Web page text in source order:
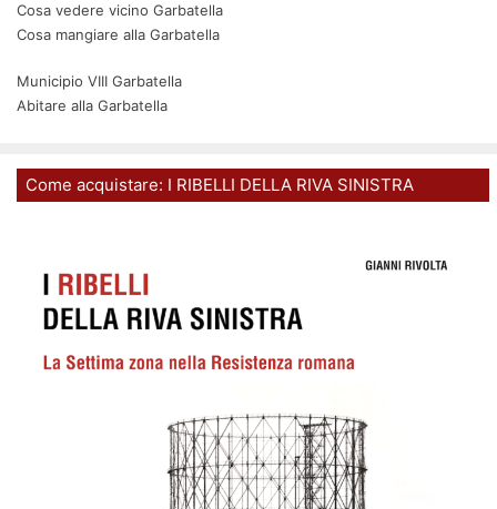
Cosa vedere vicino Garbatella
Cosa mangiare alla Garbatella
Municipio VIII Garbatella
Abitare alla Garbatella
Come acquistare: I RIBELLI DELLA RIVA SINISTRA